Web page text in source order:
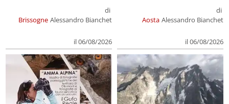
Brissogne
di
Alessandro Bianchet
il 06/08/2026
Aosta
di
Alessandro Bianchet
il 06/08/2026